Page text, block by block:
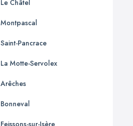
Le Châtel
Montpascal
Saint-Pancrace
La Motte-Servolex
Arêches
Bonneval
Feissons-sur-Isère